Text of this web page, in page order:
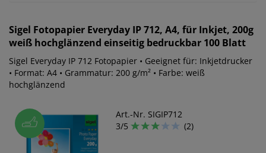
Sigel Fotopapier Everyday IP 712, A4, für Inkjet, 200g
weiß hochglänzend einseitig bedruckbar 100 Blatt
Sigel Everyday IP 712 Fotopapier • Geeignet für: Inkjetdrucker
• Format: A4 • Grammatur: 200 g/m² • Farbe: weiß
hochglänzend
Art.-Nr. SIGIP712
3/5
(2)